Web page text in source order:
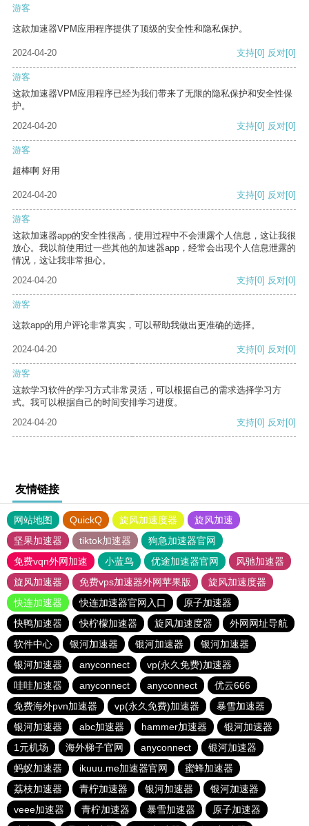
游客
这款加速器VPM应用程序提供了顶级的安全性和隐私保护。
2024-04-20 支持[0] 反对[0]
游客
这款加速器VPM应用程序已经为我们带来了无限的隐私保护和安全性保
护。
2024-04-20
支持[0] 反对[0]
游客
超棒啊 好用
2024-04-20 支持[0] 反对[0]
游客
这款加速器app的安全性很高，使用过程中不会泄露个人信息，这让我很
放心。我以前使用过一些其他的加速器app，经常会出现个人信息泄露的
情况，这让我非常担心。
2024-04-20
支持[0] 反对[0]
游客
这款app的用户评论非常真实，可以帮助我做出更准确的选择。
2024-04-20 支持[0] 反对[0]
游客
这款学习软件的学习方式非常灵活，可以根据自己的需求选择学习方
式。我可以根据自己的时间安排学习进度。
2024-04-20
支持[0] 反对[0]
友情链接
网站地图 QuickQ 旋风加速度器
旋风加速
坚果加速器
tiktok加速器
狗急加速器官网
免费vqn外网加速
小蓝鸟 优途加速器官网
风驰加速器
旋风加速器
免费vps加速器外网苹果版
旋风加速度器
快连加速器
快连加速器官网入口
原子加速器
快鸭加速器
快柠檬加速器 旋风加速度器
外网网址导航
软件中心
银河加速器 银河加速器
银河加速器
银河加速器
anyconnect
vp(永久免费)加速器
哇哇加速器
anyconnect anyconnect
优云666
免费海外pvn加速器
vp(永久免费)加速器
暴雪加速器
银河加速器
abc加速器 hammer加速器
银河加速器
1元机场
海外梯子官网 anyconnect
银河加速器
蚂蚁加速器
ikuuu.me加速器官网
蜜蜂加速器
荔枝加速器
青柠加速器 银河加速器
银河加速器
veee加速器
青柠加速器 暴雪加速器
原子加速器